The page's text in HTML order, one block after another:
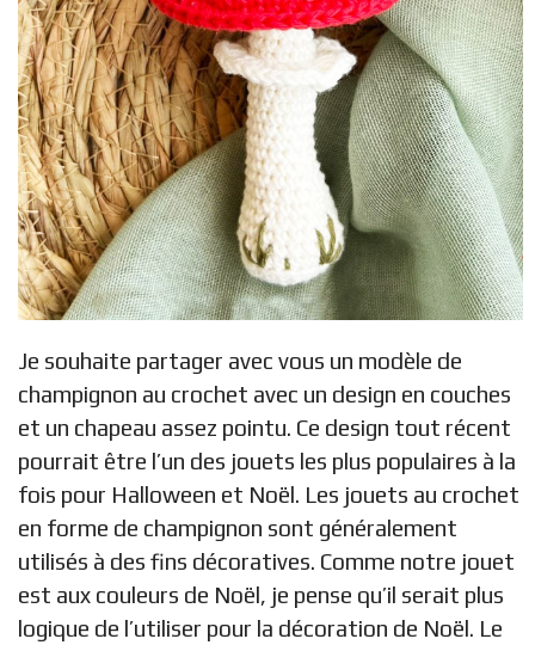
Je souhaite partager avec vous un modèle de
champignon au crochet avec un design en couches
et un chapeau assez pointu. Ce design tout récent
pourrait être l’un des jouets les plus populaires à la
fois pour Halloween et Noël. Les jouets au crochet
en forme de champignon sont généralement
utilisés à des fins décoratives. Comme notre jouet
est aux couleurs de Noël, je pense qu’il serait plus
logique de l’utiliser pour la décoration de Noël. Le